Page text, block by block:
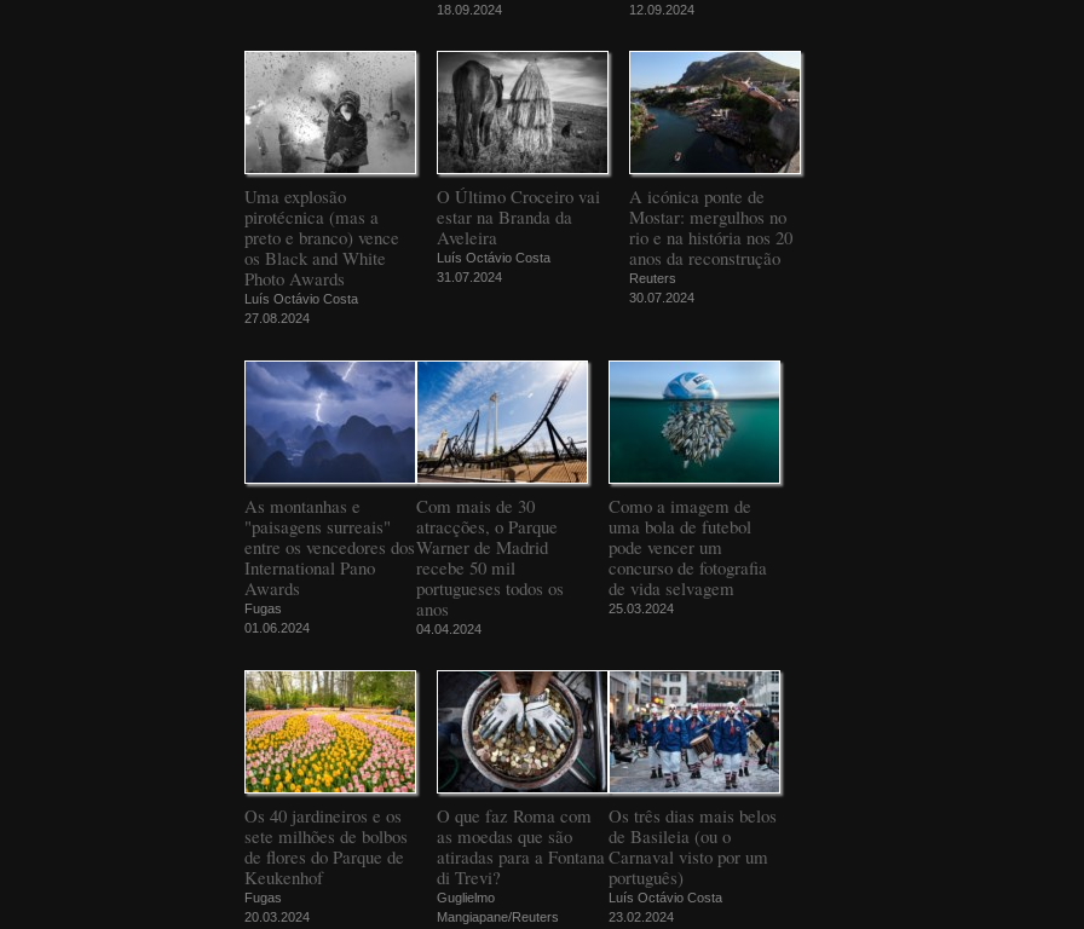
18.09.2024
12.09.2024
Uma explosão
pirotécnica (mas a
preto e branco) vence
os Black and White
Photo Awards
Luís Octávio Costa
27.08.2024
O Último Croceiro vai
estar na Branda da
Aveleira
Luís Octávio Costa
31.07.2024
A icónica ponte de
Mostar: mergulhos no
rio e na história nos 20
anos da reconstrução
Reuters
30.07.2024
As montanhas e
"paisagens surreais"
entre os vencedores dos
International Pano
Awards
Fugas
01.06.2024
Com mais de 30
atracções, o Parque
Warner de Madrid
recebe 50 mil
portugueses todos os
anos
04.04.2024
Como a imagem de
uma bola de futebol
pode vencer um
concurso de fotografia
de vida selvagem
25.03.2024
Os 40 jardineiros e os
sete milhões de bolbos
de flores do Parque de
Keukenhof
Fugas
20.03.2024
O que faz Roma com
as moedas que são
atiradas para a Fontana
di Trevi?
Guglielmo
Mangiapane/Reuters
Os três dias mais belos
de Basileia (ou o
Carnaval visto por um
português)
Luís Octávio Costa
23.02.2024